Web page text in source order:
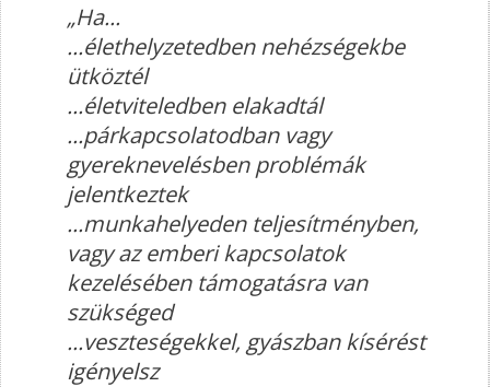
„Ha...
...élethelyzetedben nehézségekbe
ütköztél
...életviteledben elakadtál
...párkapcsolatodban vagy
gyereknevelésben problémák
jelentkeztek
...munkahelyeden teljesítményben,
vagy az emberi kapcsolatok
kezelésében támogatásra van
szükséged
...veszteségekkel, gyászban kísérést
igényelsz